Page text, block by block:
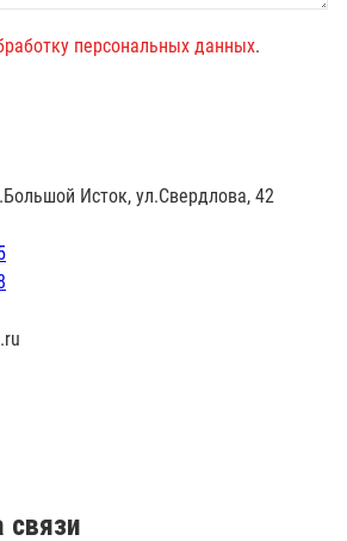
персональных данных.
Исток, ул.Свердлова, 42
связи